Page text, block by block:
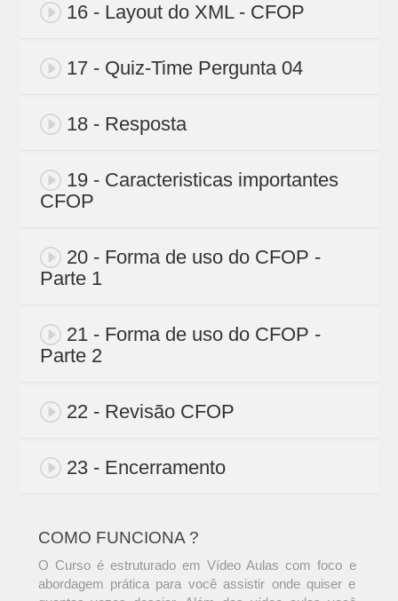
16 - Layout do XML - CFOP
17 - Quiz-Time Pergunta 04
18 - Resposta
19 - Caracteristicas importantes
CFOP
20 - Forma de uso do CFOP -
Parte 1
21 - Forma de uso do CFOP -
Parte 2
22 - Revisão CFOP
23 - Encerramento
COMO FUNCIONA ?
O Curso é estruturado em Vídeo Aulas com foco e
abordagem prática para você assistir onde quiser e